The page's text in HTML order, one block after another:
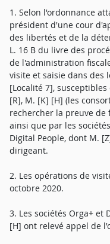
1. Selon l'ordonnance
président d'une cour
des libertés et de la
L. 16 B du livre des
de l'administration
visite et saisie dans des
[Localité 7],
[R], M. [K] [H] (les
rechercher la preuve de
ainsi que par les
Digital People, dont M.
dirigeant.
2. Les opérations de
octobre 2020.
3. Les sociétés Orga+ et
[H] ont relevé appel de